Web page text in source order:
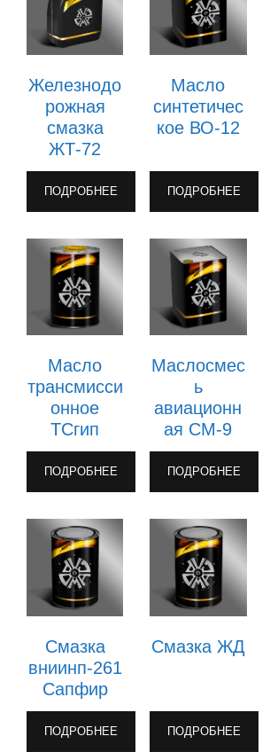
Железнодо
рожная
смазка
ЖТ-72
ПОДРОБНЕЕ
Масло
синтетичес
кое ВО-12
ПОДРОБНЕЕ
Масло
трансмисси
онное
ТСгип
ПОДРОБНЕЕ
Маслосмес
ь
авиационн
ая СМ-9
ПОДРОБНЕЕ
Смазка
вниинп-261
Сапфир
ПОДРОБНЕЕ
Смазка ЖД
ПОДРОБНЕЕ